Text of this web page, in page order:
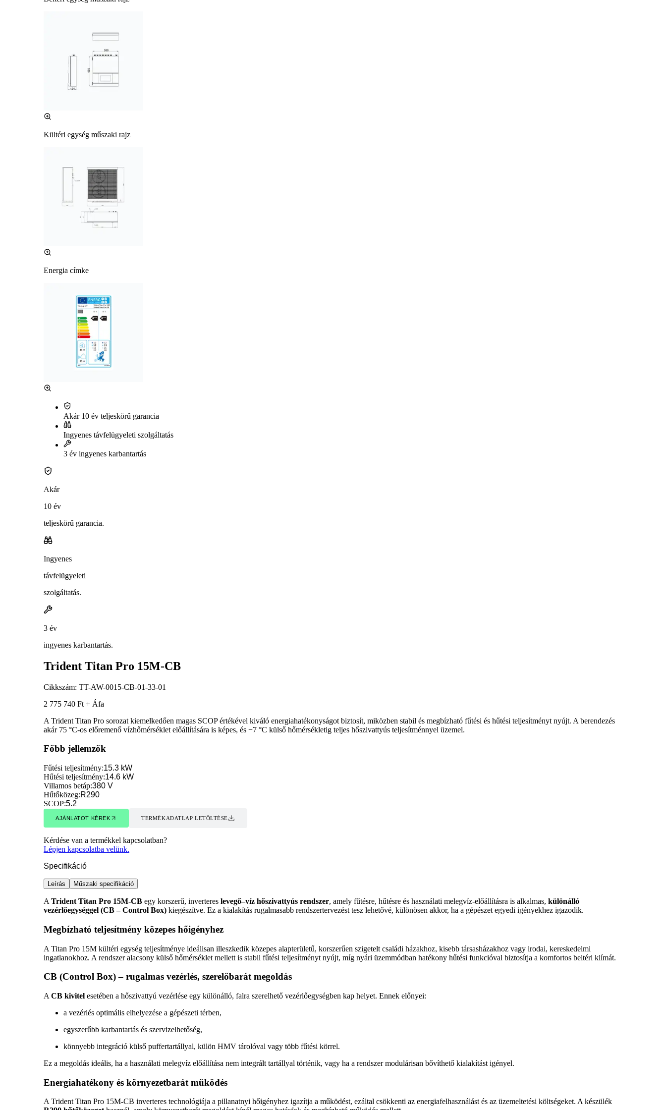
Kültéri egység műszaki rajz
Energia címke
Akár 10 év teljeskörű garancia
Ingyenes távfelügyeleti szolgáltatás
3 év ingyenes karbantartás
Akár
10 év
teljeskörű garancia.
Ingyenes
távfelügyeleti
szolgáltatás.
3 év
ingyenes karbantartás.
Trident Titan Pro 15M-CB
Cikkszám: TT-AW-0015-CB-01-33-01
2 775 740 Ft + Áfa
A Trident Titan Pro sorozat kiemelkedően magas SCOP értékével kiváló energiahatékonyságot biztosít, miközben stabil és megbízható fűtési és hűtési teljesítményt nyújt. A berendezés
akár 75 °C-os előremenő vízhőmérséklet előállítására is képes, és −7 °C külső hőmérsékletig teljes hőszivattyús teljesítménnyel üzemel.
Főbb jellemzők
Fűtési teljesítmény:15.3 kW
Hűtési teljesítmény:14.6 kW
Villamos betáp:380 V
Hűtőközeg:R290
SCOP:5.2
AJÁNLATOT KÉREK TERMÉKADATLAP LETÖLTÉSE
Kérdése van a termékkel kapcsolatban?
Lépjen kapcsolatba velünk.
Specifikáció
Leírás Műszaki specifikáció
A Trident Titan Pro 15M-CB egy korszerű, inverteres levegő–víz hőszivattyús rendszer, amely fűtésre, hűtésre és használati melegvíz-előállításra is alkalmas, különálló
vezérlőegységgel (CB – Control Box) kiegészítve. Ez a kialakítás rugalmasabb rendszertervezést tesz lehetővé, különösen akkor, ha a gépészet egyedi igényekhez igazodik.
Megbízható teljesítmény közepes hőigényhez
A Titan Pro 15M kültéri egység teljesítménye ideálisan illeszkedik közepes alapterületű, korszerűen szigetelt családi házakhoz, kisebb társasházakhoz vagy irodai, kereskedelmi
ingatlanokhoz. A rendszer alacsony külső hőmérséklet mellett is stabil fűtési teljesítményt nyújt, míg nyári üzemmódban hatékony hűtési funkcióval biztosítja a komfortos beltéri klímát.
CB (Control Box) – rugalmas vezérlés, szerelőbarát megoldás
A CB kivitel esetében a hőszivattyú vezérlése egy különálló, falra szerelhető vezérlőegységben kap helyet. Ennek előnyei:
a vezérlés optimális elhelyezése a gépészeti térben,
egyszerűbb karbantartás és szervizelhetőség,
könnyebb integráció külső puffertartállyal, külön HMV tárolóval vagy több fűtési körrel.
Ez a megoldás ideális, ha a használati melegvíz előállítása nem integrált tartállyal történik, vagy ha a rendszer modulárisan bővíthető kialakítást igényel.
Energiahatékony és környezetbarát működés
A Trident Titan Pro 15M-CB inverteres technológiája a pillanatnyi hőigényhez igazítja a működést, ezáltal csökkenti az energiafelhasználást és az üzemeltetési költségeket. A készülék